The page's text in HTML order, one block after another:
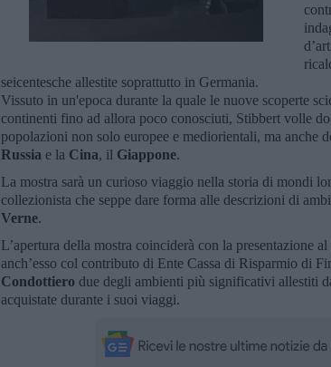
seicentesche allestite soprattutto in Germania.
Vissuto in un'epoca durante la quale le nuove scoperte
continenti fino ad allora poco conosciuti, Stibbert volle
popolazioni non solo europee e mediorientali, ma anche
Russia e la Cina, il Giappone.
La mostra sarà un curioso viaggio nella storia di mondi
collezionista che seppe dare forma alle descrizioni di
Verne.
L’apertura della mostra coinciderà con la presentazione
anch’esso col contributo di Ente Cassa di Risparmio di
Condottiero due degli ambienti più significativi allestiti
acquistate durante i suoi viaggi.